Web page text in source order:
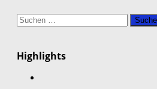
Suchen
Highlights